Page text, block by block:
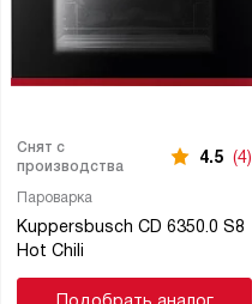
Пароварка
Kuppersbusch CD 6350.0 S8
Hot Chili
Снят с
производства
4.5 (4)
Подобрать аналог